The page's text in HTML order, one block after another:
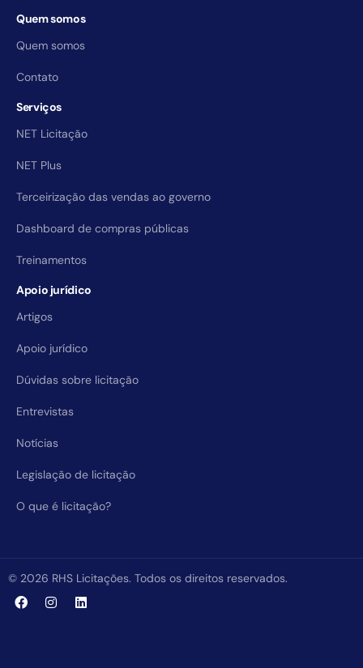
Quem somos
Quem somos
Contato
Serviços
NET Licitação
NET Plus
Terceirização das vendas ao governo
Dashboard de compras públicas
Treinamentos
Apoio jurídico
Artigos
Apoio jurídico
Dúvidas sobre licitação
Entrevistas
Notícias
Legislação de licitação
O que é licitação?
© 2026 RHS Licitações. Todos os direitos reservados.